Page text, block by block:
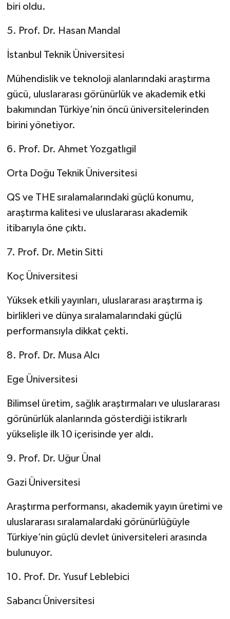
biri oldu.
5. Prof. Dr. Hasan Mandal
İstanbul Teknik Üniversitesi
Mühendislik ve teknoloji alanlarındaki araştırma
gücü, uluslararası görünürlük ve akademik etki
bakımından Türkiye’nin öncü üniversitelerinden
birini yönetiyor.
6. Prof. Dr. Ahmet Yozgatlıgil
Orta Doğu Teknik Üniversitesi
QS ve THE sıralamalarındaki güçlü konumu,
araştırma kalitesi ve uluslararası akademik
itibarıyla öne çıktı.
7. Prof. Dr. Metin Sitti
Koç Üniversitesi
Yüksek etkili yayınları, uluslararası araştırma iş
birlikleri ve dünya sıralamalarındaki güçlü
performansıyla dikkat çekti.
8. Prof. Dr. Musa Alcı
Ege Üniversitesi
Bilimsel üretim, sağlık araştırmaları ve uluslararası
görünürlük alanlarında gösterdiği istikrarlı
yükselişle ilk 10 içerisinde yer aldı.
9. Prof. Dr. Uğur Ünal
Gazi Üniversitesi
Araştırma performansı, akademik yayın üretimi ve
uluslararası sıralamalardaki görünürlüğüyle
Türkiye’nin güçlü devlet üniversiteleri arasında
bulunuyor.
10. Prof. Dr. Yusuf Leblebici
Sabancı Üniversitesi